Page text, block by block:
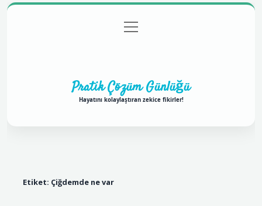
Gizlilik Politikası
menüyü
aç
Pratik Çözüm Günlüğü
Hayatını kolaylaştıran zekice fikirler!
Etiket: Çiğdemde ne var